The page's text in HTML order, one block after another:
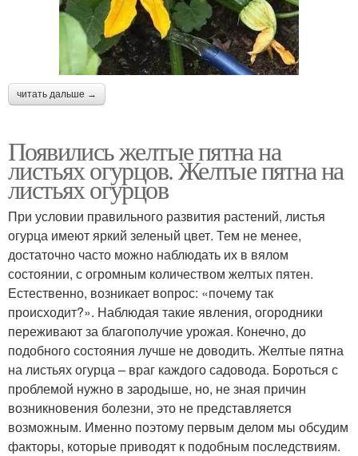
читать дальше →
Появились желтые пятна на
листьях огурцов. Желтые пятна на
листьях огурцов
При условии правильного развития растений, листья
огурца имеют яркий зеленый цвет. Тем не менее,
достаточно часто можно наблюдать их в вялом
состоянии, с огромным количеством желтых пятен.
Естественно, возникает вопрос: «почему так
происходит?». Наблюдая такие явления, огородники
переживают за благополучие урожая. Конечно, до
подобного состояния лучше не доводить. Желтые пятна
на листьях огурца – враг каждого садовода. Бороться с
проблемой нужно в зародыше, но, не зная причин
возникновения болезни, это не представляется
возможным. Именно поэтому первым делом мы обсудим
факторы, которые приводят к подобным последствиям.